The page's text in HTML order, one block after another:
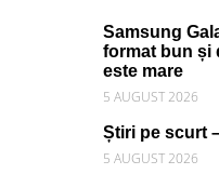
Samsung
format bun și
este mare
5 AUGUST 2026
Știri pe scurt
5 AUGUST 2026